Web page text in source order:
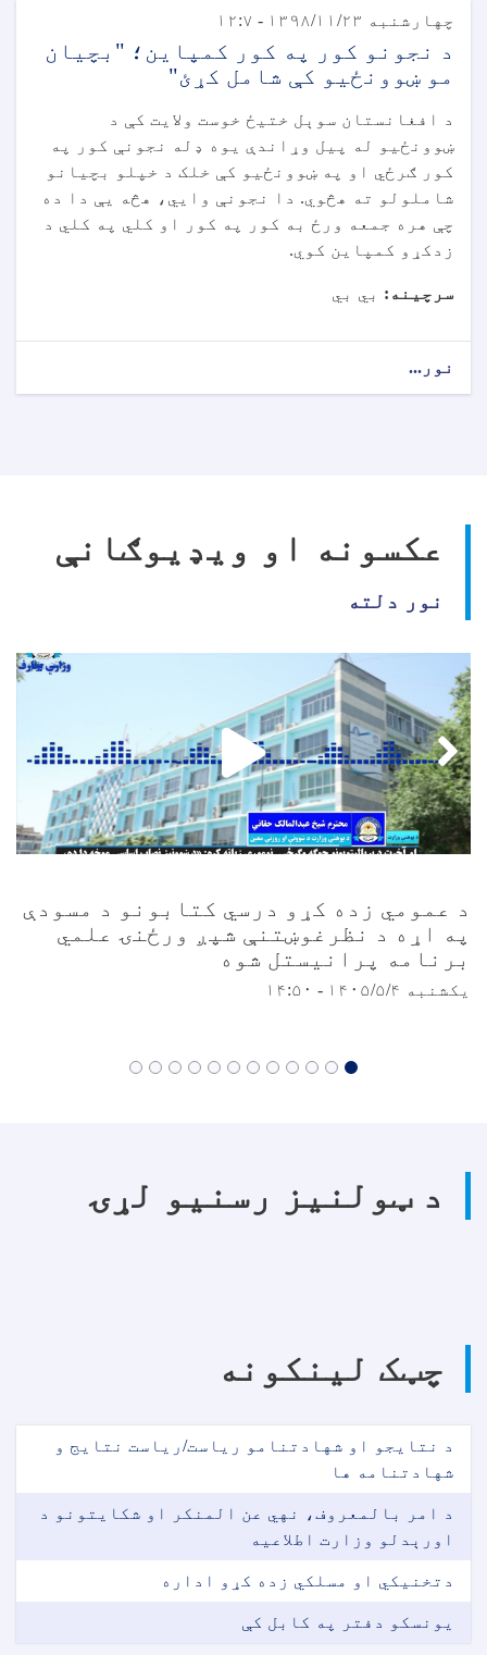
چهارشنبه ۱۳۹۸/۱۱/۲۳ - ۱۲:۷
د نجونو کور په کور کمپاین؛ "بچیان
مو ښوونځيو کې شامل کړئ"
د افغانستان سوېل ختیځ خوست ولایت کې د
ښوونځیو له پیل وړاندې یوه ډله نجونې کور په
کور ګرځي او په ښوونځیو کې خلک د خپلو بچیانو
شاملولو ته هڅوي. دا نجونې وايي، هڅه یې دا ده
چې هره جمعه ورځ به کور په کور او کلي په کلي د
زدکړو کمپاین کوي.
سرچینه: بي بي
نور...
عکسونه او ویډیوګانې
نور دلته
د عمومي زده کړو درسي کتابونو د مسودې
په اړه د نظرغوښتنې شپږ ورځنۍ علمي
برنامه پرانیستل شوه
یکشنبه ۱۴۰۵/۵/۴ - ۱۴:۵۰
د ټولنیز رسنیو لړۍ
چټک لینکونه
د نتایجو او شهادتنامو ریاست/ریاست نتایج و
شهادتنامه ها
د امر بالمعروف، نهي عن المنکر او شکایتونو د
اورېدلو وزارت اطلاعیه
دتخنیکي او مسلکي زده کړو اداره
یونسکو دفتر په کابل کې